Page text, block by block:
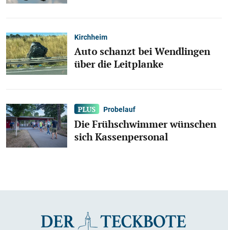
Kirchheim
Auto schanzt bei Wendlingen
über die Leitplanke
Probelauf
Die Frühschwimmer wünschen
sich Kassenpersonal